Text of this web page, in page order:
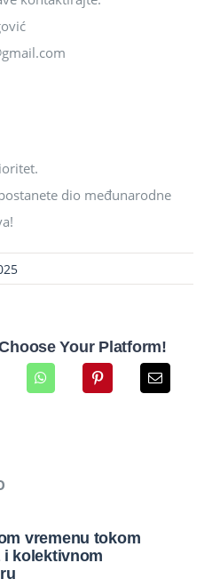
dio međunarodne
Your Platform!
vremenu tokom
i kolektivnom